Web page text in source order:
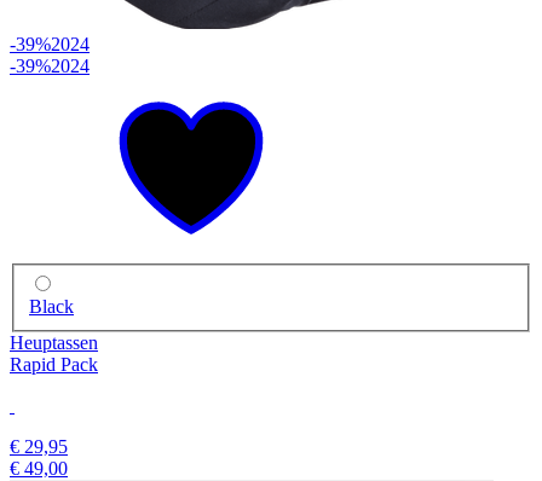
-39%2024
-39%2024
Black
Heuptassen
Rapid Pack
€ 29,95
€ 49,00